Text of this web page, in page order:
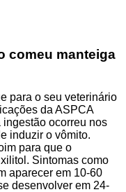
comeu manteiga
para o seu veterinário
da ASPCA
ocorreu nos
induzir o vômito.
para que o
Sintomas como
aparecer em 10-60
desenvolver em 24-